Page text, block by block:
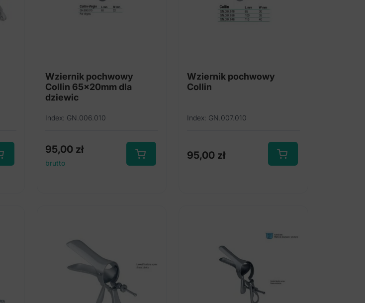
Wziernik pochwowy
Collin 65x20mm dla
dziewic
Index: GN.006.010
95,00 zł
brutto
Wziernik pochwowy
Collin
Index: GN.007.010
95,00 zł
Opcje
stronie